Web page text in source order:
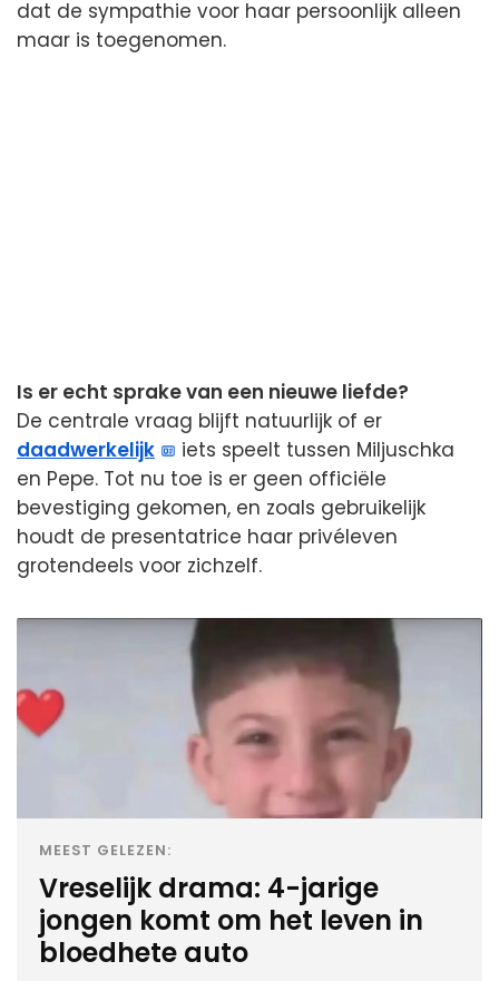
dat de sympathie voor haar persoonlijk alleen
maar is toegenomen.
Is er echt sprake van een nieuwe liefde?
De centrale vraag blijft natuurlijk of er
daadwerkelijk
iets speelt tussen Miljuschka
en Pepe. Tot nu toe is er geen officiële
bevestiging gekomen, en zoals gebruikelijk
houdt de presentatrice haar privéleven
grotendeels voor zichzelf.
MEEST GELEZEN:
Vreselijk drama: 4-jarige
jongen komt om het leven in
bloedhete auto